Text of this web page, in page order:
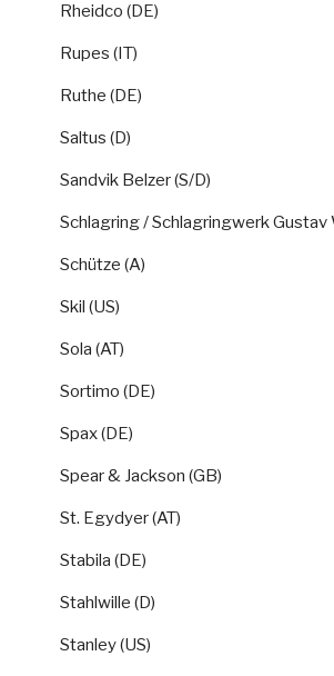
Rheidco (DE)
Rupes (IT)
Ruthe (DE)
Saltus (D)
Sandvik Belzer (S/D)
Schlagring / Schlagringwerk Gustav
Schütze (A)
Skil (US)
Sola (AT)
Sortimo (DE)
Spax (DE)
Spear & Jackson (GB)
St. Egydyer (AT)
Stabila (DE)
Stahlwille (D)
Stanley (US)